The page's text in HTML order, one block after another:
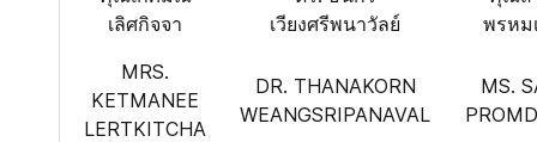
เลิศกิจจา
เวียงศรีพนาวัลย์
พรหม
MRS.
KETMANEE
LERTKITCHA
DR. THANAKORN
WEANGSRIPANAVAL
MS.